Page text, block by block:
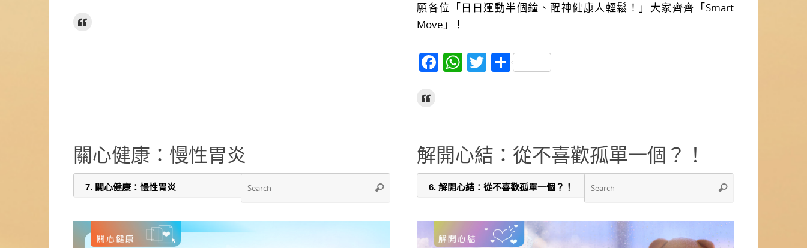
願各位「日日運動半個鐘、醒神健康人輕鬆！」大家齊齊「Smart
Move」！
F
o
o
k
W
p
p
T S
關心健康：慢性胃炎
Search
解開心結：從不喜歡孤單一個？！
Search